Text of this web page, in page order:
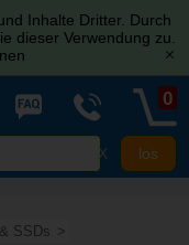
Inhalte Dritter. Durch
dieser Verwendung zu.
[x]
X
0
SSDs